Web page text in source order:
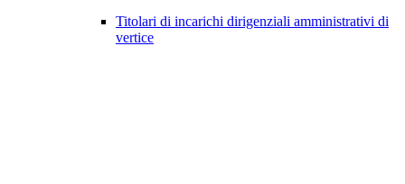
Titolari di incarichi dirigenziali amministrativi di
vertice